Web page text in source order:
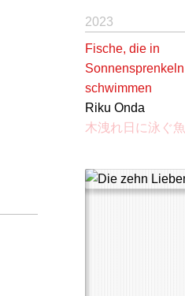
2023
Fische, die in
Sonnensprenkeln
schwimmen
Riku Onda
木洩れ日に泳ぐ魚